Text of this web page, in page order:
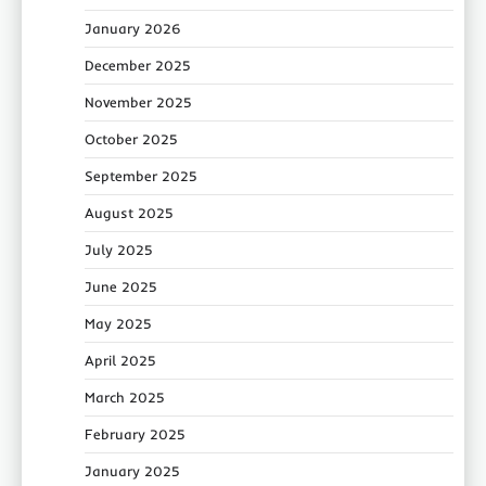
January 2026
December 2025
November 2025
October 2025
September 2025
August 2025
July 2025
June 2025
May 2025
April 2025
March 2025
February 2025
January 2025